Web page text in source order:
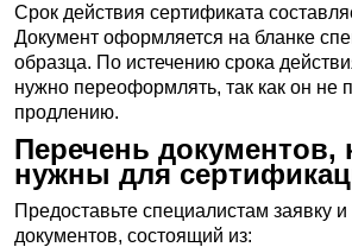
Срок действия сертификата
Документ оформляется на бланке
образца. По истечению срока
нужно переоформлять, так как он не
продлению.
Перечень документов,
нужны для
Предоставьте специалистам заявку и
документов, состоящий из: